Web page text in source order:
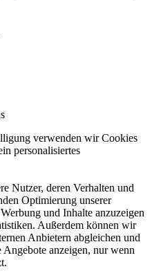
verwenden wir Cookies
personalisiertes
Nutzer, deren Verhalten und
Optimierung unserer
und Inhalte anzuzeigen
Außerdem können wir
Anbietern abgleichen und
anzeigen, nur wenn